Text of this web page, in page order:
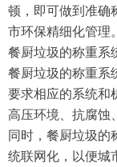
顿，即可做到准确
市环保精细化管理。
餐厨垃圾的称重系
餐厨垃圾的称重系
要求相应的系统和
高压环境、抗腐蚀
同时，餐厨垃圾的
统联网化，以便城